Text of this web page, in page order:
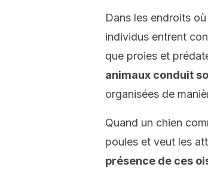
Dans les endroits
individus entrent
que proies et
animaux conduit
organisées de
Quand un chien
poules et veut les
présence de ces